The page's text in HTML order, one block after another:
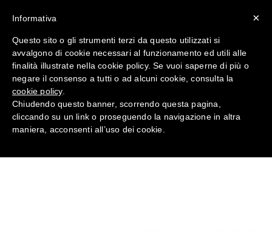
TELAI PER MONTAGGIO DI
VISIERA SU ELMETTI MSA
Home TESTA
×
Informativa
Questo sito o gli strumenti terzi da questo utilizzati si
avvalgono di cookie necessari al funzionamento ed utili alle
finalità illustrate nella cookie policy. Se vuoi saperne di più o
negare il consenso a tutti o ad alcuni cookie, consulta la
cookie policy.
Chiudendo questo banner, scorrendo questa pagina,
cliccando su un link o proseguendo la navigazione in altra
maniera, acconsenti all’uso dei cookie.